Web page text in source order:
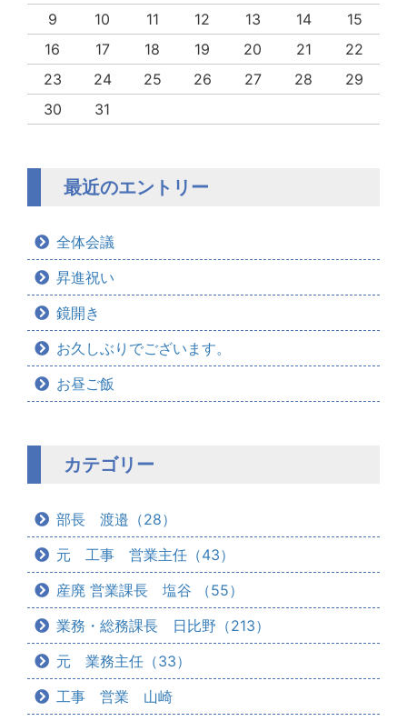
9
10 11 12 13 14
15
16
17 18 19 20 21
22
23
24 25 26 27 28
29
30
31
最近のエントリー
全体会議
昇進祝い
鏡開き
お久しぶりでございます。
お昼ご飯
カテゴリー
部長 渡邉（28）
元 工事 営業主任（43）
産廃 営業課長 塩谷 （55）
業務・総務課長 日比野（213）
元 業務主任（33）
工事 営業 山崎